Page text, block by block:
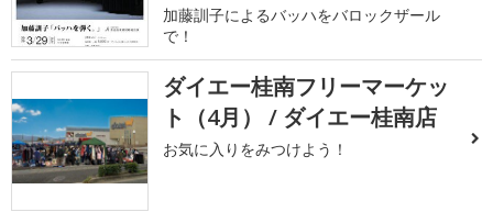
加藤訓子によるバッハをバロックザール
で！
ダイエー桂南フリーマーケッ
ト（4月） / ダイエー桂南店
お気に入りをみつけよう！